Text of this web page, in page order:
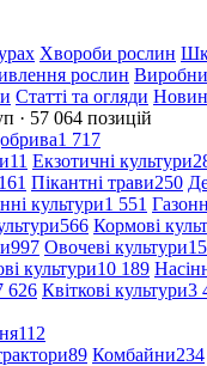
Хвороби рослин
рослин
Статті та огляди
· 57 064 позицій
1 717
11 Екзотичні культури
161 Пікантні трави250
культури1 551
566 Кормові
997 Овочеві культури
культури10 189
626 Квіткові культури3
112
89 Комбайни234